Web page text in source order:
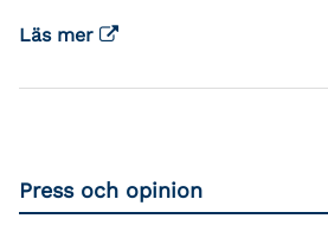
Läs mer
Press och opinion